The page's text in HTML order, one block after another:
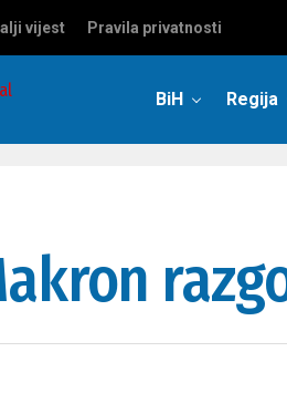
vijest Pravila privatnosti
BiH Regija